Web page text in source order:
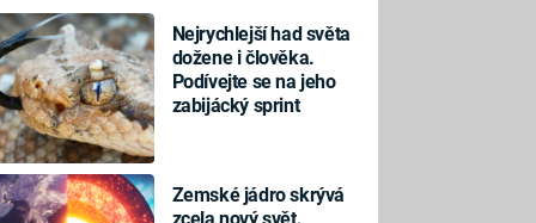
Nejrychlejší had světa
dožene i člověka.
Podívejte se na jeho
zabijácký sprint
Zemské jádro skrývá